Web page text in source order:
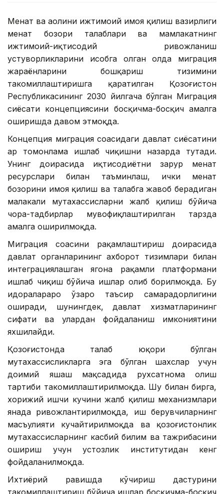
Меҳнат ва аҳолини ижтимоий ҳимоя қилиш вазирлиги
меҳнат бозори талаблари ва мамлакатнинг
ижтимоий-иқтисодий ривожланиш
устуворликларини ҳисобга олган ҳолда миграция
жараёнларини бошқариш тизимини
такомиллаштиришга қаратилган Қозоғистон
Республикасининг 2030 йилгача бўлган Миграция
сиёсати концепциясини босқичма-босқич амалга
оширишда давом этмоқда.
Концепция миграция соҳасидаги давлат сиёсатини
ҳар томонлама ишлаб чиқишни назарда тутади.
Унинг доирасида иқтисодиётни зарур меҳнат
ресурслари билан таъминлаш, ички меҳнат
бозорини ҳимоя қилиш ва талабга жавоб берадиган
малакали мутахассисларни жалб қилиш бўйича
чора-тадбирлар мувофиқлаштирилган тарзда
амалга оширилмоқда.
Миграция соҳасини рақамлаштириш доирасида
давлат органларининг ахборот тизимлари билан
интеграциялашган ягона рақамли платформани
ишлаб чиқиш бўйича ишлар олиб борилмоқда. Бу
идоралараро ўзаро таъсир самарадорлигини
оширади, шунингдек, давлат хизматларининг
сифати ва улардан фойдаланиш имкониятини
яхшилайди.
Қозоғистонда талаб юқори бўлган
мутахассисликларга эга бўлган шахслар учун
доимий яшаш мақсадида рухсатнома олиш
тартиби такомиллаштирилмоқда. Шу билан бирга,
хорижий ишчи кучини жалб қилиш механизмлари
янада ривожлантирилмоқда, иш берувчиларнинг
масъулияти кучайтирилмоқда ва қозоғистонлик
мутахассисларнинг касбий билим ва тажрибасини
ошириш учун устозлик институтидан кенг
фойдаланилмоқда.
Ихтиёрий равишда кўчириш дастурини